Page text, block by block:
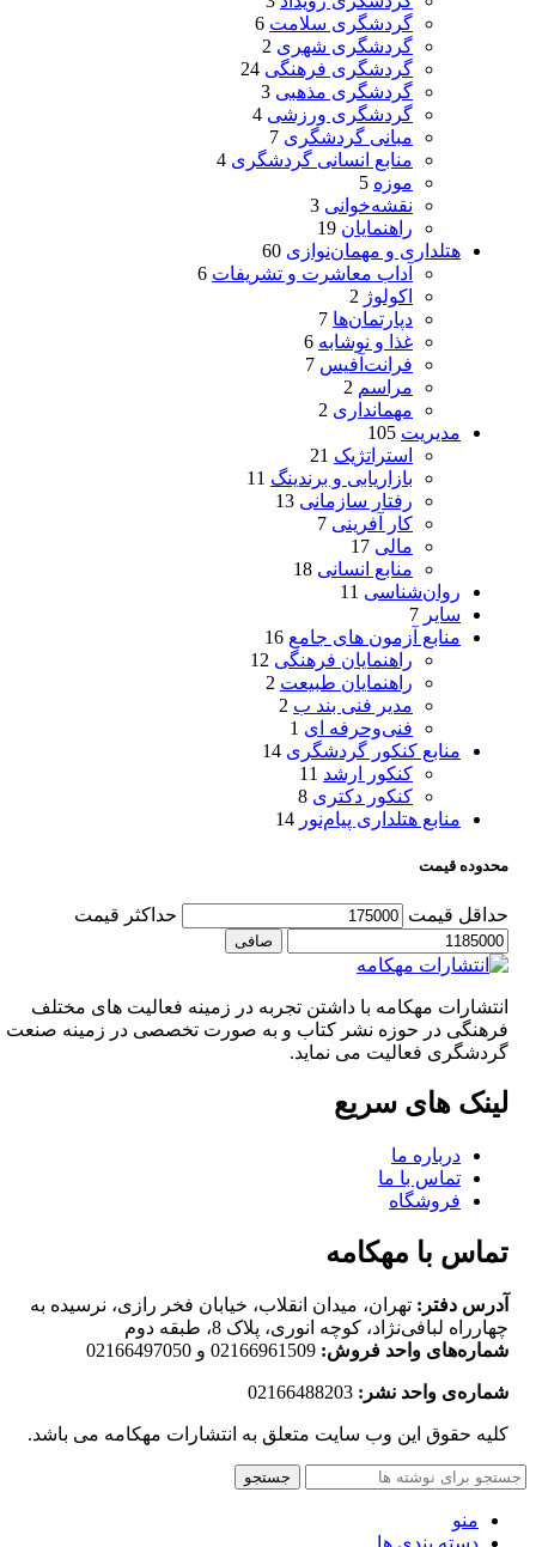
گردشگری سلامت 6
گردشگری شهری 2
گردشگری فرهنگی 24
گردشگری مذهبی 3
گردشگری ورزشی 4
مبانی گردشگری 7
منابع انسانی گردشگری 4
موزه 5
نقشه‌خوانی 3
راهنمایان 19
هتلداری و مهمان‌نوازی 60
آداب معاشرت و تشریفات 6
اکولوژ 2
دپارتمان‌ها 7
غذا و نوشابه 6
فرانت‌آفیس 7
مراسم 2
مهمانداری 2
مدیریت 105
استراتژیک 21
بازاریابی و برندینگ 11
رفتار سازمانی 13
کار آفرینی 7
مالی 17
منابع انسانی 18
روان‌شناسی 11
سایر 7
منابع آزمون های جامع 16
راهنمایان فرهنگی 12
راهنمایان طبیعت 2
مدیر فنی بند ب 2
فنی‌وحرفه‌ ای 1
منابع کنکور گردشگری 14
کنکور ارشد 11
کنکور دکتری 8
منابع هتلداری پیام‌نور 14
محدوده قیمت
حداقل قیمت حداكثر قيمت
صافی
انتشارات مهکامه با داشتن تجربه در زمینه فعالیت های مختلف
فرهنگی در حوزه نشر کتاب و به صورت تخصصی در زمینه صنعت
گردشگری فعالیت می نماید.
لینک های سریع
درباره ما
تماس با ما
فروشگاه
تماس با مهکامه
آدرس دفتر: تهران، میدان انقلاب، خیابان فخر رازی، نرسیده به
چهارراه لبافی‌نژاد، کوچه انوری، پلاک 8، طبقه دوم
شماره‌های واحد فروش: 02166961509 و 02166497050
شماره‌‌ی واحد نشر:
کلیه حقوق این وب سایت متعلق به انتشارات مهکامه می باشد.
جستجو
منو